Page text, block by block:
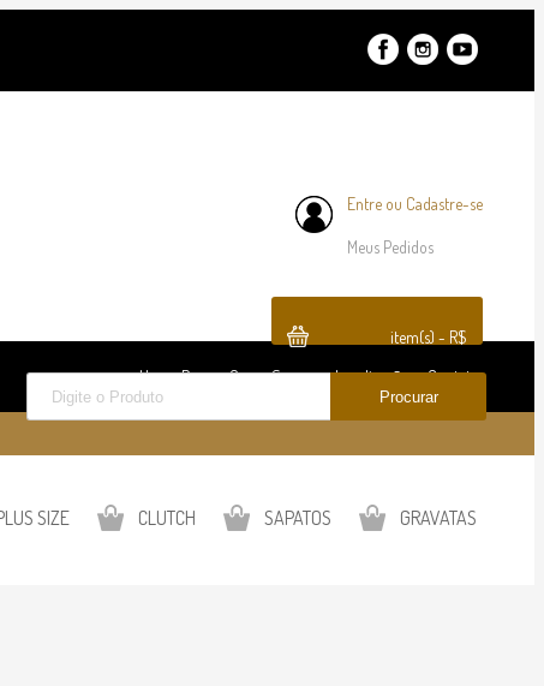
Entre ou Cadastre-se
Meus Pedidos
item(s) - R$
Home Page
Quem Somos Localização Contato
SIZE CLUTCH SAPATOS GRAVATAS